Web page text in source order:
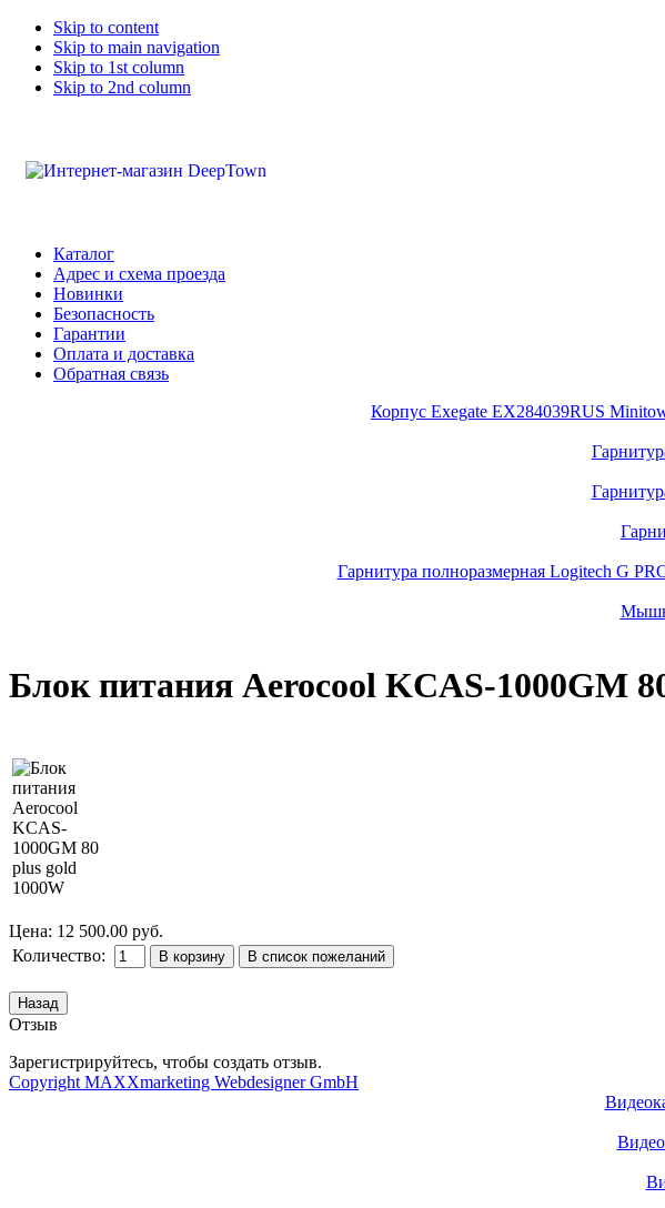
Skip to content
Skip to main navigation
Skip to 1st column
Skip to 2nd column
Каталог
Адрес и схема проезда
Новинки
Безопасность
Гарантии
Оплата и доставка
Обратная связь
Корпус Exegate EX284039RUS
Гарнитура полноразмерная Logitech G
Блок питания Aerocool KCAS-1000GM
Цена: 12 500.00 руб.
Количество:
Отзыв
Зарегистрируйтесь, чтобы создать отзыв.
Copyright MAXXmarketing Webdesigner GmbH